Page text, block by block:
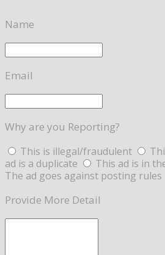
Name
Email
Why are you Reporting?
This is illegal/fraudulent
ad is a duplicate
This ad is in
The ad goes against posting rules
Provide More Detail